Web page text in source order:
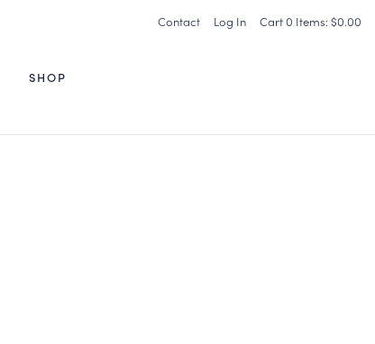
SHOP
Contact Log In Cart0 Items:$0.00